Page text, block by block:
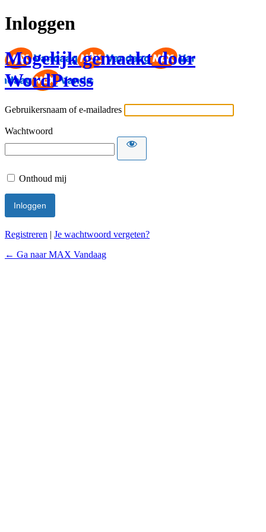
Inloggen
Mogelijk gemaakt door
WordPress
Gebruikersnaam of e-mailadres
Wachtwoord
Onthoud mij
Registreren | Je wachtwoord vergeten?
← Ga naar MAX Vandaag